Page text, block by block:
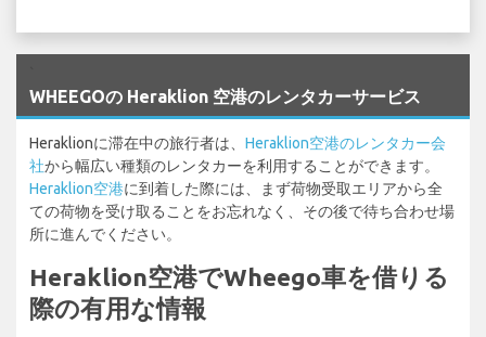
WHEEGOの Heraklion 空港のレンタカーサービス
Heraklionに滞在中の旅行者は、 Heraklion空港のレンタカー会
社から幅広い種類のレンタカーを利用することができます。
Heraklion空港に到着した際には、まず荷物受取エリアから全
ての荷物を受け取ることをお忘れなく、その後で待ち合わせ場
所に進んでください。
Heraklion空港でWheego車を借りる
際の有用な情報